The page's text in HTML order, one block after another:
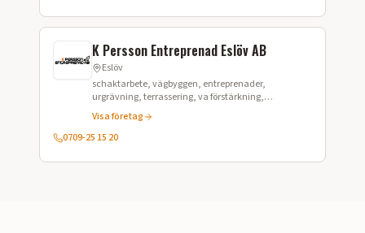
K Persson Entreprenad Eslöv AB
Eslöv
schaktarbete, vägbyggen, entreprenader,
urgrävning, terrassering, va förstärkning,
omläggning av VA, avbaning, avtäckning,
grundläggningarbeten, vägarbeten, marksanering
Visa företag
0709-25 15 20